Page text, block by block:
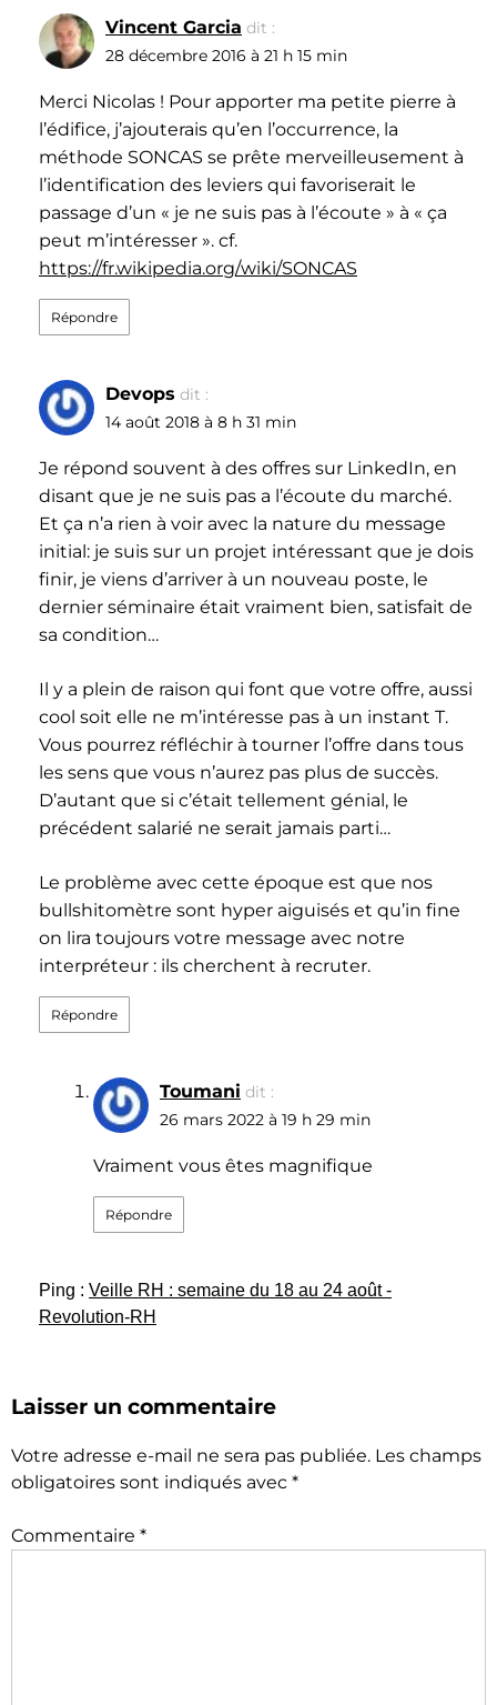
Vincent Garcia dit :
28 décembre 2016 à 21 h 15 min
Merci Nicolas ! Pour apporter ma petite pierre à
l’édifice, j’ajouterais qu’en l’occurrence, la
méthode SONCAS se prête merveilleusement à
l’identification des leviers qui favoriserait le
passage d’un « je ne suis pas à l’écoute » à « ça
peut m’intéresser ». cf.
https://fr.wikipedia.org/wiki/SONCAS
Répondre
Devops dit :
14 août 2018 à 8 h 31 min
Je répond souvent à des offres sur LinkedIn, en
disant que je ne suis pas a l’écoute du marché.
Et ça n’a rien à voir avec la nature du message
initial: je suis sur un projet intéressant que je dois
finir, je viens d’arriver à un nouveau poste, le
dernier séminaire était vraiment bien, satisfait de
sa condition…
Il y a plein de raison qui font que votre offre, aussi
cool soit elle ne m’intéresse pas à un instant T.
Vous pourrez réfléchir à tourner l’offre dans tous
les sens que vous n’aurez pas plus de succès.
D’autant que si c’était tellement génial, le
précédent salarié ne serait jamais parti…
Le problème avec cette époque est que nos
bullshitomètre sont hyper aiguisés et qu’in fine
on lira toujours votre message avec notre
interpréteur : ils cherchent à recruter.
Répondre
Toumani dit :
26 mars 2022 à 19 h 29 min
Vraiment vous êtes magnifique
Répondre
Ping : Veille RH : semaine du 18 au 24 août -
Revolution-RH
Laisser un commentaire
Votre adresse e-mail ne sera pas publiée. Les champs
obligatoires sont indiqués avec *
Commentaire *